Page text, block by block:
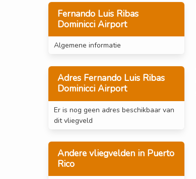
Fernando Luis Ribas
Dominicci Airport
Algemene informatie
Adres Fernando Luis Ribas
Dominicci Airport
Er is nog geen adres beschikbaar van
dit vliegveld
Andere vliegvelden in Puerto
Rico